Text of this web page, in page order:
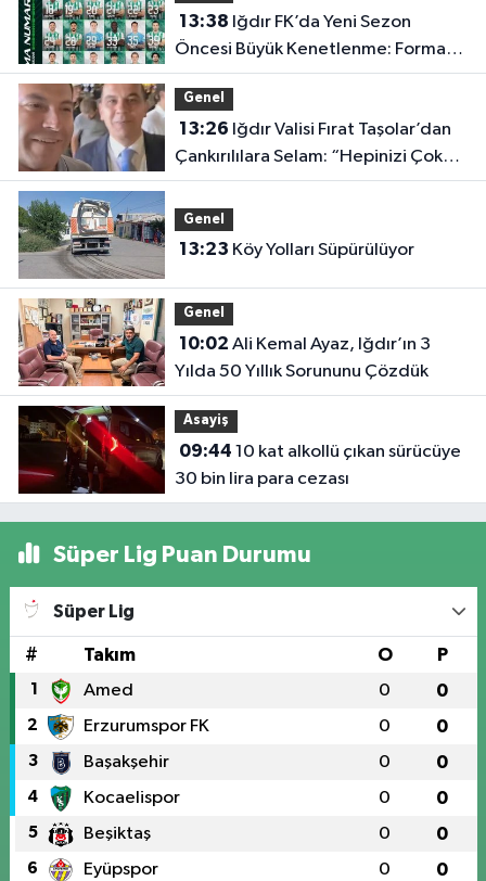
13:38
Öncesi Büyük Kenetlenme: Forma
Numaraları Belli Oldu
Genel
13:26
Çankırılılara Selam: “Hepinizi Çok
Seviyorum”
Genel
13:23 Köy Yolları Süpürülüyor
Genel
10:02
Yılda 50 Yıllık Sorununu Çözdük
Asayiş
09:44
30 bin lira para cezası
Süper Lig Puan Durumu
Süper Lig
# Takım O P
1 Amed 0 0
2 Erzurumspor FK 0 0
3 Başakşehir 0 0
4 Kocaelispor 0 0
5 Beşiktaş 0 0
6 Eyüpspor 0 0